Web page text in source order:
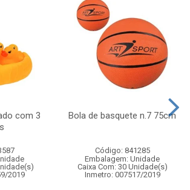
com 3
2019
Bola de basquete n.7 75cm
Código: 841285
Embalagem: Unidade
Caixa Com: 30 Unidade(s)
Inmetro: 007517/2019